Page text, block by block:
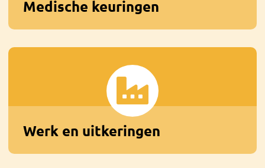
Medische keuringen
Werk en uitkeringen